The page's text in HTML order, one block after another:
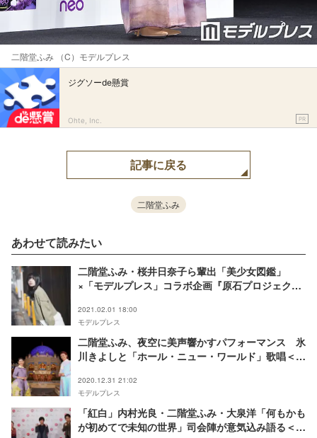
二階堂ふみ （C）モデルプレス
ジグソーde懸賞
Ohte, Inc. PR
記事に戻る
二階堂ふみ
あわせて読みたい
二階堂ふみ・桜井日奈子ら輩出「美少女図鑑」
×「モデルプレス」コラボ企画『原石プロジェク
2021.02.01 18:00
モデルプレス
二階堂ふみ、夜空に美声響かすパフォーマンス 氷
川きよしと「ホール・ニュー・ワールド」歌唱＜紅
2020.12.31 21:02
モデルプレス
「紅白」内村光良・二階堂ふみ・大泉洋「何もかも
が初めてで未知の世界」司会陣が意気込み語る＜紅